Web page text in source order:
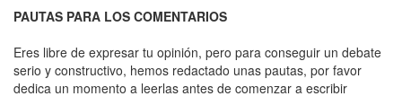
PAUTAS PARA LOS COMENTARIOS
Eres libre de expresar tu opinión, pero para conseguir un debate
serio y constructivo, hemos redactado unas pautas, por favor
dedica un momento a leerlas antes de comenzar a escribir